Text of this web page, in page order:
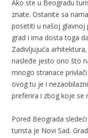
Ako ste u Beogradu
znate. Ostanite sa
posetiti u našoj glavnoj
grad i ima dosta toga
Zadivljujuća
nasleđe jesto ono što
mnogo stranace
ovog tu je i
preferira i zbog koje se
Pored Beograda
turista je Novi Sad.